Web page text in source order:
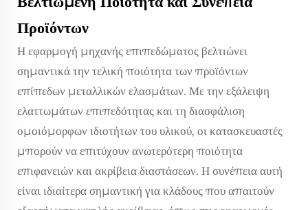
Προϊόντων
Η εφαρμογή μηχανής επιπεδώματος βελτιώνει
σημαντικά την τελική ποιότητα των προϊόντων
επίπεδων μεταλλικών ελασμάτων. Με την εξάλειψη
ελαττωμάτων επιπεδότητας και τη διασφάλιση
ομοιόμορφων ιδιοτήτων του υλικού, οι κατασκευαστές
μπορούν να επιτύχουν ανωτερότερη ποιότητα
επιφανειών και ακρίβεια διαστάσεων. Η συνέπεια αυτή
είναι ιδιαίτερα σημαντική για κλάδους που απαιτούν